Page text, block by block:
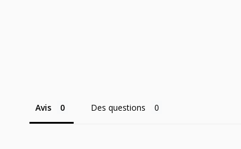
Avis Des questions